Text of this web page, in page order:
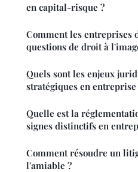
en capital-risque ?
Comment les entreprises
questions de droit à
Quels sont les enjeux
stratégiques en entreprise
Quelle est la
signes distinctifs en
Comment résoudre un
l'amiable ?